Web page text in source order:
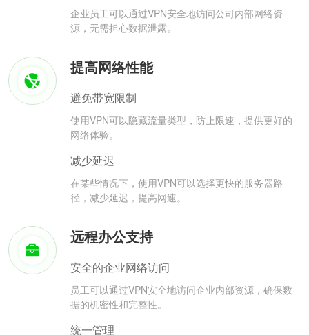
企业员工可以通过VPN安全地访问公司内部网络资
源，无需担心数据泄露。
提高网络性能
避免带宽限制
使用VPN可以隐藏流量类型，防止限速，提供更好的
网络体验。
减少延迟
在某些情况下，使用VPN可以选择更快的服务器路
径，减少延迟，提高网速。
远程办公支持
安全的企业网络访问
员工可以通过VPN安全地访问企业内部资源，确保数
据的机密性和完整性。
统一管理